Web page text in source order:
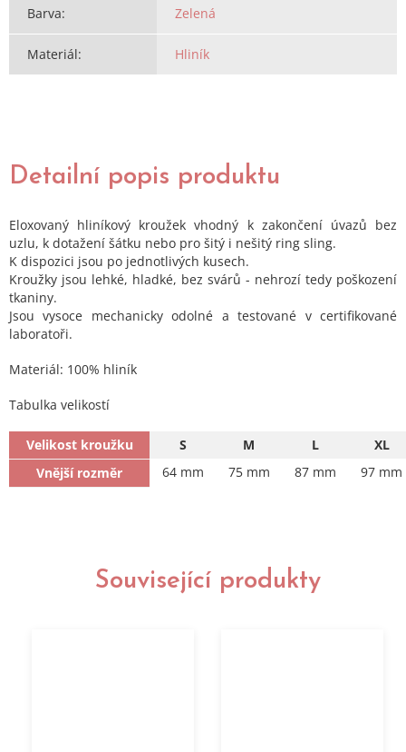
Barva: Zelená
Materiál: Hliník
Detailní popis produktu
Eloxovaný hliníkový kroužek vhodný k zakončení úvazů bez
uzlu, k dotažení šátku nebo pro šitý i nešitý ring sling.
K dispozici jsou po jednotlivých kusech.
Kroužky jsou lehké, hladké, bez svárů - nehrozí tedy poškození
tkaniny.
Jsou vysoce mechanicky odolné a testované v certifikované
laboratoři.
Materiál: 100% hliník
Tabulka velikostí
Velikost kroužku S M L
XL
Vnější rozměr
64 mm 75 mm 87 mm 97 mm
Související produkty